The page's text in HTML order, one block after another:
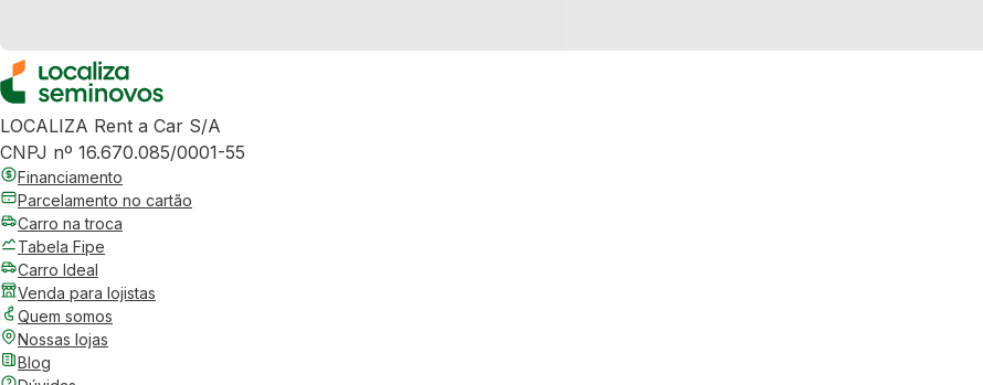
LOCALIZA Rent a Car S/A
CNPJ nº 16.670.085/0001-55
Financiamento
Parcelamento no cartão
Carro na troca
Tabela Fipe
Carro Ideal
Venda para lojistas
Quem somos
Nossas lojas
Blog